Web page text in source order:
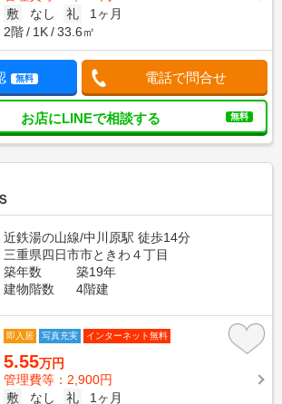
敷
なし 礼
1ヶ月
2階
1K 33.6㎡
無料 電話で問合せ
お店にLINEで相談する 無料
近鉄湯の山線/中川原駅 徒歩14分
三重県四日市市ときわ４丁目
築年数
築19年
建物階数
4階建
即入居 写真充実 インターネット無料
5.55万円
管理費等：2,900円
敷
なし 礼
1ヶ月